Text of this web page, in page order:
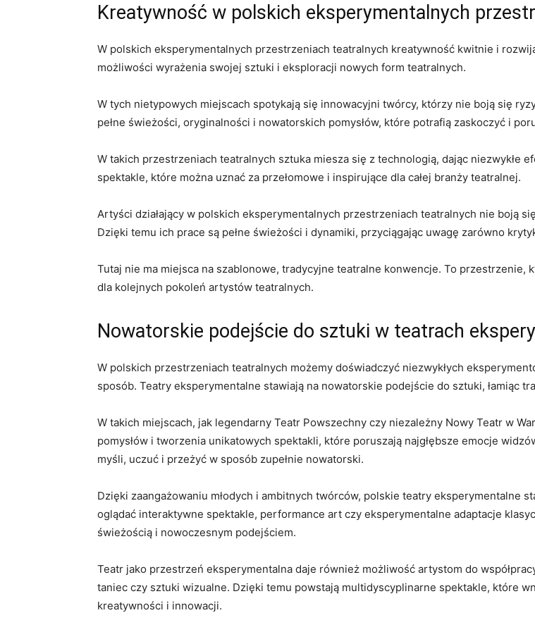
Kreatywność w polskich ⁢eksperymentalnych⁣
W polskich eksperymentalnych przestrzeniach teatralnych⁤ kreatywność kwitnie i⁤
możliwości wyrażenia ​swojej sztuki i eksploracji nowych ⁣form ⁤teatralnych.
W tych nietypowych miejscach spotykają się innowacyjni ⁢twórcy, którzy nie boją się
pełne świeżości, oryginalności i nowatorskich ⁤pomysłów,⁣ które potrafią zaskoczyć⁢ i
W takich przestrzeniach⁤ teatralnych sztuka miesza​ się‌ z technologią, dając niezwykłe​
spektakle, które można uznać za przełomowe ⁣i ⁤inspirujące dla całej branży teatralnej.
Artyści ⁣działający w polskich eksperymentalnych przestrzeniach teatralnych nie boją
Dzięki temu ich prace są pełne świeżości i dynamiki, przyciągając ‍uwagę zarówno
Tutaj nie ma‌ miejsca na‌ szablonowe, tradycyjne teatralne⁤ konwencje. ‍To
dla kolejnych pokoleń artystów teatralnych.
Nowatorskie ⁤podejście do ​sztuki w teatrach
W‍ polskich przestrzeniach ‍teatralnych możemy ⁢doświadczyć niezwykłych
sposób. Teatry eksperymentalne ⁢stawiają na nowatorskie podejście do sztuki,‍ łamiąc
W takich ‌miejscach, jak legendarny ⁢Teatr Powszechny czy ‍niezależny Nowy ⁣Teatr ‌w
pomysłów i tworzenia unikatowych spektakli, które poruszają ⁣najgłębsze⁣ emocje
myśli, uczuć⁣ i przeżyć w sposób ⁢zupełnie nowatorski.
Dzięki zaangażowaniu⁢ młodych i ambitnych twórców, polskie teatry eksperymentalne
oglądać ⁤interaktywne spektakle,‍ performance art czy‍ eksperymentalne adaptacje
świeżością i ⁣nowoczesnym ‌podejściem.
Teatr jako przestrzeń eksperymentalna daje również⁤ możliwość artystom ​do
⁢taniec czy sztuki wizualne.⁢ Dzięki temu powstają ⁢multidyscyplinarne spektakle, które
kreatywności ‍i innowacji.